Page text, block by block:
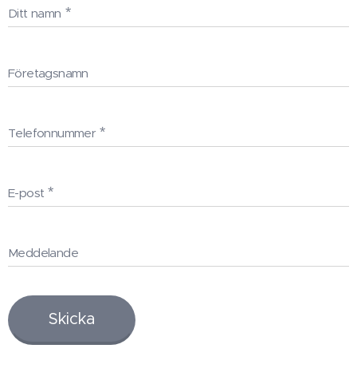
Ditt namn
Företagsnamn
Telefonnummer
E-post
Meddelande
Skicka